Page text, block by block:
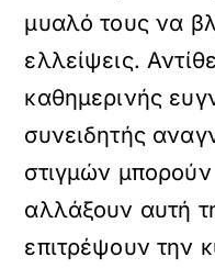
μυαλό τους να
ελλείψεις.
καθημερινής
συνειδητής
στιγμών
αλλάξουν αυτή
επιτρέψουν την